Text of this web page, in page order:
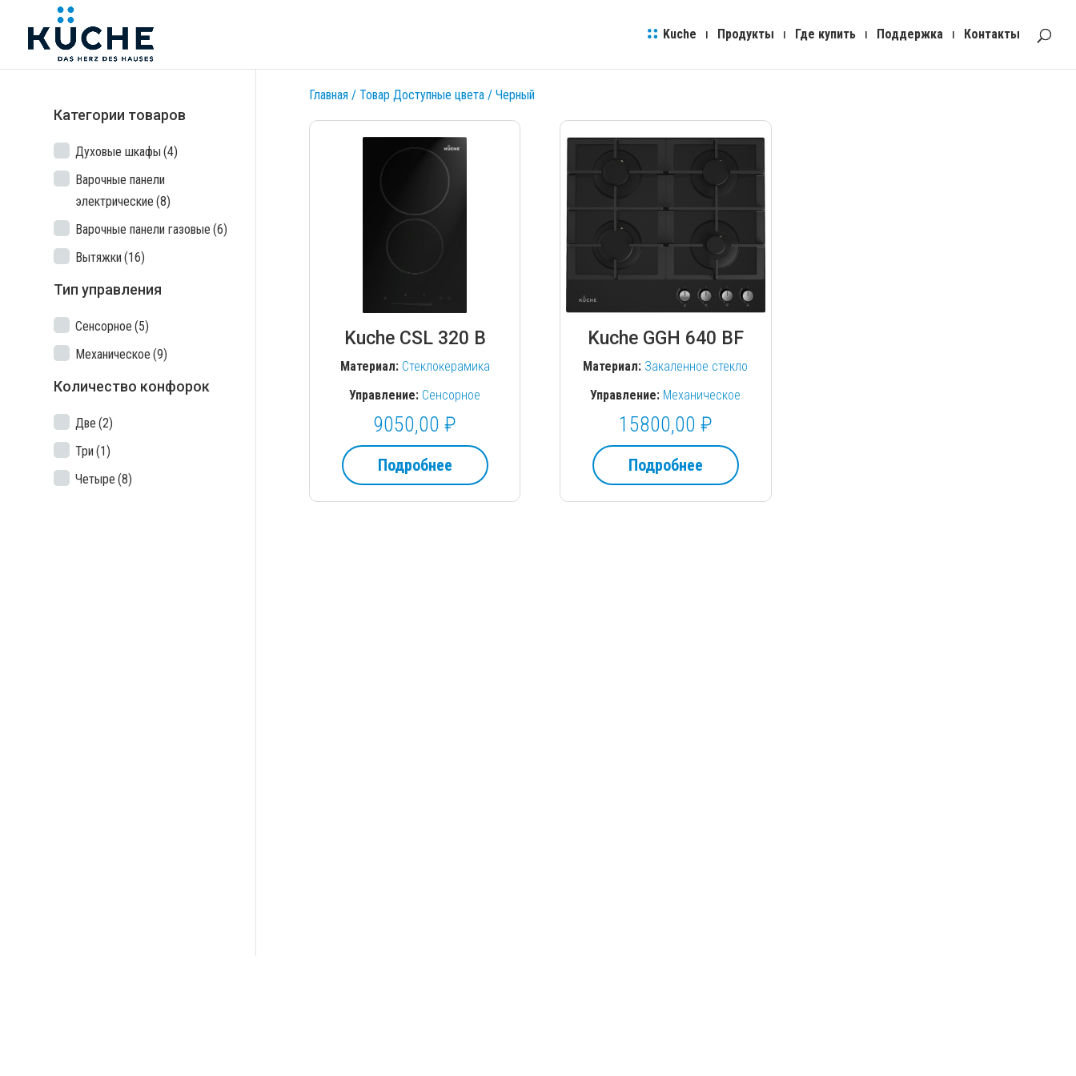
Kuche Продукты Где купить Поддержка Контакты
Категории товаров
Духовые шкафы (4)
Варочные панели
электрические (8)
Варочные панели газовые (6)
Вытяжки (16)
Тип управления
Сенсорное (5)
Механическое (9)
Количество конфорок
Две (2)
Три (1)
Четыре (8)
Главная / Товар Доступные цвета / Черный
Kuche CSL 320 B
Материал: Стеклокерамика
Управление: Сенсорное
9050,00₽
Подробнее
Kuche GGH 640 BF
Материал: Закаленное стекло
Управление: Механическое
15800,00 ₽
Подробнее